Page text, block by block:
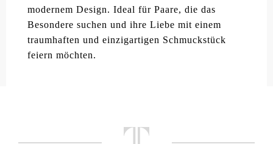
modernem Design. Ideal für Paare, die das
Besondere suchen und ihre Liebe mit einem
traumhaften und einzigartigen Schmuckstück
feiern möchten.